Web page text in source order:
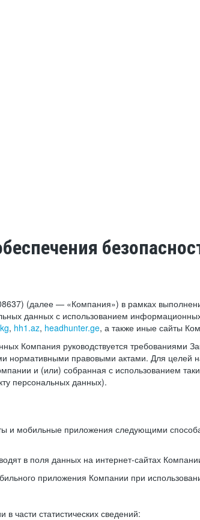
(далее — «Компания») в рамках
данных с использованием
, hh1.az, headhunter.ge, а также иные сайты
Компания руководствуется требованиями
нормативными правовыми актами. Для
и (или) собранная с использованием
персональных данных).
и мобильные приложения следующими
в поля данных на интернет-сайтах
приложения Компании при
части статистических сведений: